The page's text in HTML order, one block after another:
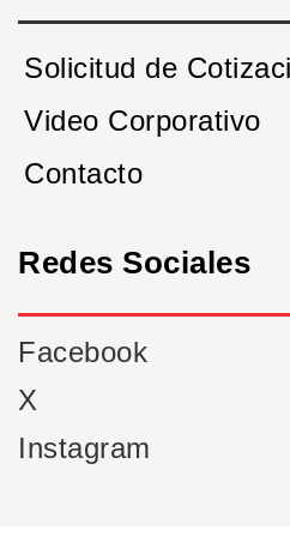
Solicitud de
Video Corporativo
Contacto
Redes Sociales
Facebook
X
Instagram